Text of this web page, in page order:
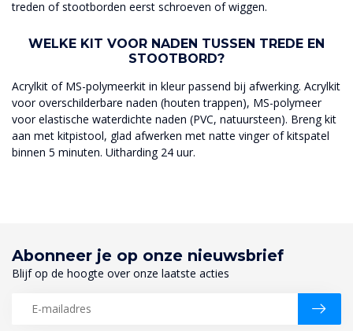
treden of stootborden eerst schroeven of wiggen.
WELKE KIT VOOR NADEN TUSSEN TREDE EN
STOOTBORD?
Acrylkit of MS-polymeerkit in kleur passend bij afwerking. Acrylkit
voor overschilderbare naden (houten trappen), MS-polymeer
voor elastische waterdichte naden (PVC, natuursteen). Breng kit
aan met kitpistool, glad afwerken met natte vinger of kitspatel
binnen 5 minuten. Uitharding 24 uur.
Abonneer je op onze nieuwsbrief
Blijf op de hoogte over onze laatste acties